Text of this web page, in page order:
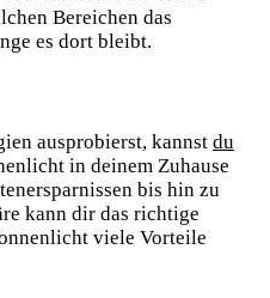
Bereichen das
es dort ‌bleibt.
ausprobierst, kannst du
in deinem Zuhause
‌bis hin zu​
kann dir das richtige
viele Vorteile